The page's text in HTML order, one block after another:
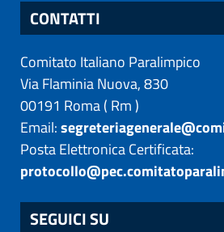
CONTATTI
Comitato Italiano Paralimpico
Via Flaminia Nuova, 830
00191 Roma( Rm)
Email:
Posta Elettronica Certificata:
SEGUICI SU